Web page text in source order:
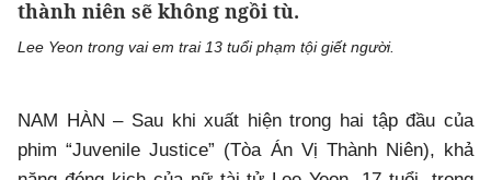
thành niên sẽ không ngồi tù.
Lee Yeon trong vai em trai 13 tuổi phạm tội giết người.
NAM HÀN – Sau khi xuất hiện trong hai tập đầu của
phim “Juvenile Justice” (Tòa Án Vị Thành Niên), khả